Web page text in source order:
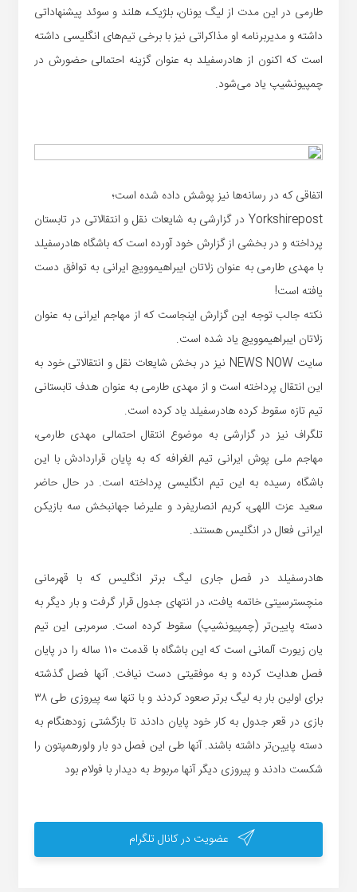
طارمی در این مدت از لیگ یونان، بلژیک، هلند و سوئد پیشنهاداتی
داشته و مدیربرنامه او مذاکراتی نیز با برخی تیم‌های انگلیسی داشته
است که اکنون از هادرسفیلد به عنوان گزینه احتمالی حضورش در
چمپیونشیپ یاد می‌شود.
اتفاقی که در رسانه‌ها نیز پوشش داده شده است؛
Yorkshirepost در گزارشی به شایعات نقل و انتقالاتی در تابستان
پرداخته و در بخشی از گزارش خود آورده است که باشگاه هادرسفیلد
با مهدی طارمی به عنوان زلاتان ایبراهیموویچ ایرانی به توافق دست
یافته است!
نکته جالب توجه این گزارش اینجاست که از مهاجم ایرانی به عنوان
زلاتان ایبراهیموویچ یاد شده است.
سایت NEWS NOW نیز در بخش شایعات نقل و انتقالاتی خود به
این انتقال پرداخته است و از مهدی طارمی به عنوان هدف تابستانی
تیم تازه سقوط کرده هادرسفیلد یاد کرده است.
تلگراف نیز در گزارشی به موضوع انتقال احتمالی مهدی طارمی،
مهاجم ملی پوش ایرانی تیم الغرافه که به پایان قراردادش با این
باشگاه رسیده به این تیم انگلیسی پرداخته است. در حال حاضر
سعید عزت اللهی، کریم انصاریفرد و علیرضا جهانبخش سه بازیکن
ایرانی فعال در انگلیس هستند.
هادرسفیلد در فصل جاری لیگ برتر انگلیس که با قهرمانی
منچسترسیتی خاتمه یافت، در انتهای جدول قرار گرفت و بار دیگر به
دسته پایین‌تر (چمپیونشیپ) سقوط کرده است. سرمربی این تیم
یان زیورت آلمانی است که این باشگاه با قدمت ۱۱۰ ساله را در پایان
فصل هدایت کرده و به موفقیتی دست نیافت. آنها فصل گذشته
برای اولین بار به لیگ برتر صعود کردند و با تنها سه پیروزی طی ۳۸
بازی در قعر جدول به کار خود پایان دادند تا بازگشتی زودهنگام به
دسته پایین‌تر داشته باشند. آنها طی این فصل دو بار ولورهمپتون را
شکست دادند و پیروزی دیگر آنها مربوط به دیدار با فولام بود
عضویت در کانال تلگرام